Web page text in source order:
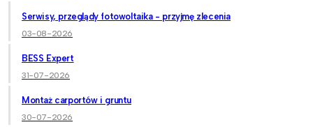
Serwisy, przeglądy fotowoltaika - przyjmę zlecenia
03-08-2026
BESS Expert
31-07-2026
Montaż carportów i gruntu
30-07-2026